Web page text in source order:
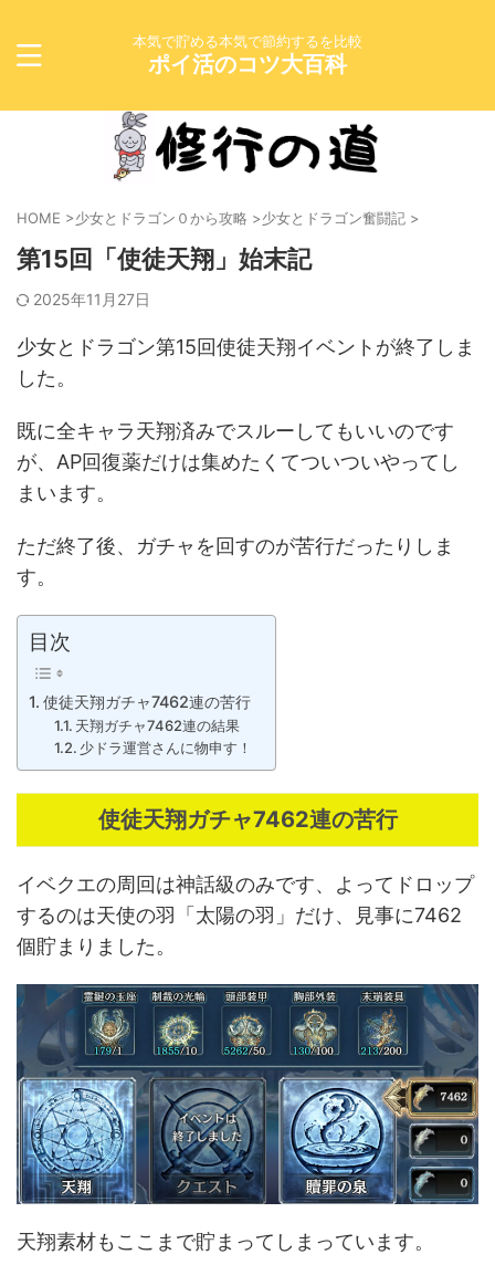
本気で貯める本気で節約するを比較
ポイ活のコツ大百科
HOME >少女とドラゴン０から攻略 >少女とドラゴン奮闘記 >
第15回「使徒天翔」始末記
2025年11月27日
少女とドラゴン第15回使徒天翔イベントが終了しま
した。
既に全キャラ天翔済みでスルーしてもいいのです
が、AP回復薬だけは集めたくてついついやってし
まいます。
ただ終了後、ガチャを回すのが苦行だったりしま
す。
目次
使徒天翔ガチャ7462連の苦行
天翔ガチャ7462連の結果
少ドラ運営さんに物申す！
使徒天翔ガチャ7462連の苦行
イベクエの周回は神話級のみです、よってドロップ
するのは天使の羽「太陽の羽」だけ、見事に7462
個貯まりました。
天翔素材もここまで貯まってしまっています。